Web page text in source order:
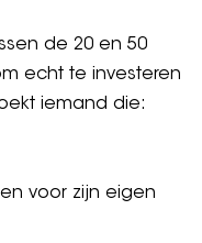
de 20 en 50
echt te investeren
iemand die:
voor zijn eigen